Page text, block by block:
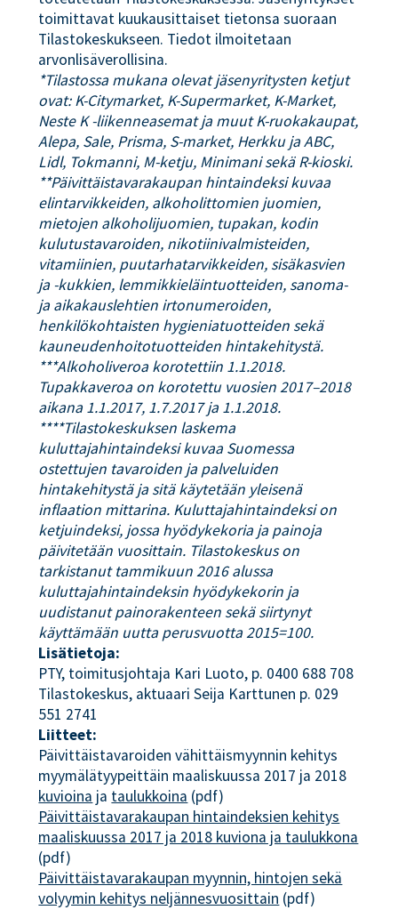
toimittavat kuukausittaiset tietonsa suoraan
Tilastokeskukseen. Tiedot ilmoitetaan
arvonlisäverollisina.
*Tilastossa mukana olevat jäsenyritysten ketjut
ovat: K-Citymarket, K-Supermarket, K-Market,
Neste K -liikenneasemat ja muut K-ruokakaupat,
Alepa, Sale, Prisma, S-market, Herkku ja ABC,
Lidl, Tokmanni, M-ketju, Minimani sekä R-kioski.
**Päivittäistavarakaupan hintaindeksi kuvaa
elintarvikkeiden, alkoholittomien juomien,
mietojen alkoholijuomien, tupakan, kodin
kulutustavaroiden, nikotiinivalmisteiden,
vitamiinien, puutarhatarvikkeiden, sisäkasvien
ja -kukkien, lemmikkieläintuotteiden, sanoma-
ja aikakauslehtien irtonumeroiden,
henkilökohtaisten hygieniatuotteiden sekä
kauneudenhoitotuotteiden hintakehitystä.
***Alkoholiveroa korotettiin 1.1.2018.
Tupakkaveroa on korotettu vuosien 2017–2018
aikana 1.1.2017, 1.7.2017 ja 1.1.2018.
****Tilastokeskuksen laskema
kuluttajahintaindeksi kuvaa Suomessa
ostettujen tavaroiden ja palveluiden
hintakehitystä ja sitä käytetään yleisenä
inflaation mittarina. Kuluttajahintaindeksi on
ketjuindeksi, jossa hyödykekoria ja painoja
päivitetään vuosittain. Tilastokeskus on
tarkistanut tammikuun 2016 alussa
kuluttajahintaindeksin hyödykekorin ja
uudistanut painorakenteen sekä siirtynyt
käyttämään uutta perusvuotta 2015=100.
Lisätietoja:
PTY, toimitusjohtaja Kari Luoto, p. 0400 688 708
Tilastokeskus, aktuaari Seija Karttunen p. 029
551 2741
Liitteet:
Päivittäistavaroiden vähittäismyynnin kehitys
myymälätyypeittäin maaliskuussa 2017 ja 2018
kuvioina ja taulukkoina (pdf)
Päivittäistavarakaupan hintaindeksien kehitys
maaliskuussa 2017 ja 2018 kuviona ja taulukkona
(pdf)
Päivittäistavarakaupan myynnin, hintojen sekä
volyymin kehitys neljännesvuosittain (pdf)